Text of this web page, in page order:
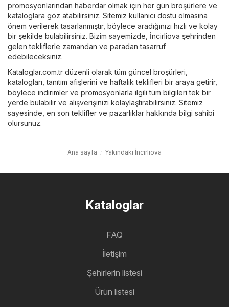
promosyonlarından haberdar olmak için her gün broşürlere ve
kataloglara göz atabilirsiniz. Sitemiz kullanıcı dostu olmasına
önem verilerek tasarlanmıştır, böylece aradığınızı hızlı ve kolay
bir şekilde bulabilirsiniz. Bizim sayemizde, İncirliova şehrinden
gelen tekliflerle zamandan ve paradan tasarruf
edebileceksiniz.
Kataloglar.com.tr düzenli olarak tüm güncel broşürleri,
katalogları, tanıtım afişlerini ve haftalık teklifleri bir araya getirir,
böylece indirimler ve promosyonlarla ilgili tüm bilgileri tek bir
yerde bulabilir ve alışverişinizi kolaylaştırabilirsiniz. Sitemiz
sayesinde, en son teklifler ve pazarlıklar hakkında bilgi sahibi
olursunuz.
Ana sayfa Yakındaki İncirliova
Kataloglar
FAQ
İletişim
Şehirlerin listesi
Ürün listesi